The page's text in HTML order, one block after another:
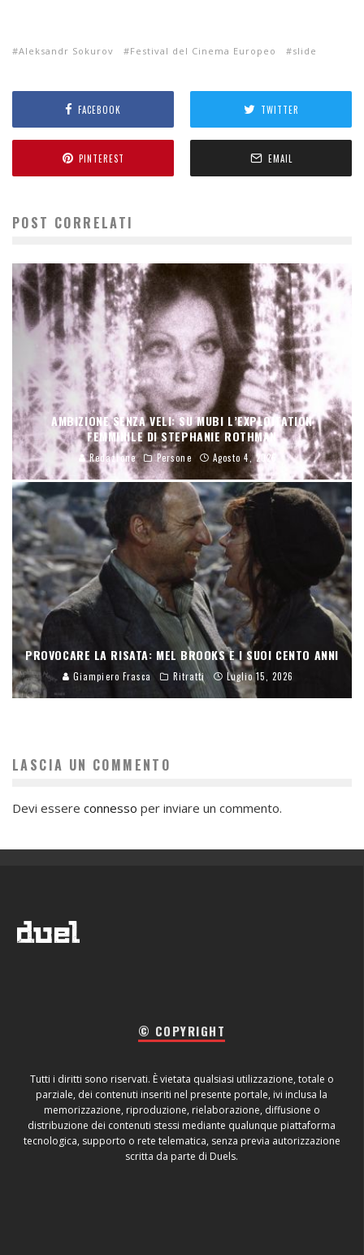
Aleksandr Sokurov Festival del Cinema Europeo slide
FACEBOOK TWITTER
PINTEREST EMAIL
POST CORRELATI
AMBIZIONE SENZA VELI: SU MUBI L’EXPLOITATION
FEMMINILE DI STEPHANIE ROTHMAN
Redazione Persone Agosto 4, 2026
PROVOCARE LA RISATA: MEL BROOKS E I SUOI CENTO ANNI
Giampiero Frasca Ritratti Luglio 15, 2026
LASCIA UN COMMENTO
Devi essere connesso per inviare un commento.
© COPYRIGHT
Tutti i diritti sono riservati. È vietata qualsiasi utilizzazione, totale o
parziale, dei contenuti inseriti nel presente portale, ivi inclusa la
memorizzazione, riproduzione, rielaborazione, diffusione o
distribuzione dei contenuti stessi mediante qualunque piattaforma
tecnologica, supporto o rete telematica, senza previa autorizzazione
scritta da parte di Duels.